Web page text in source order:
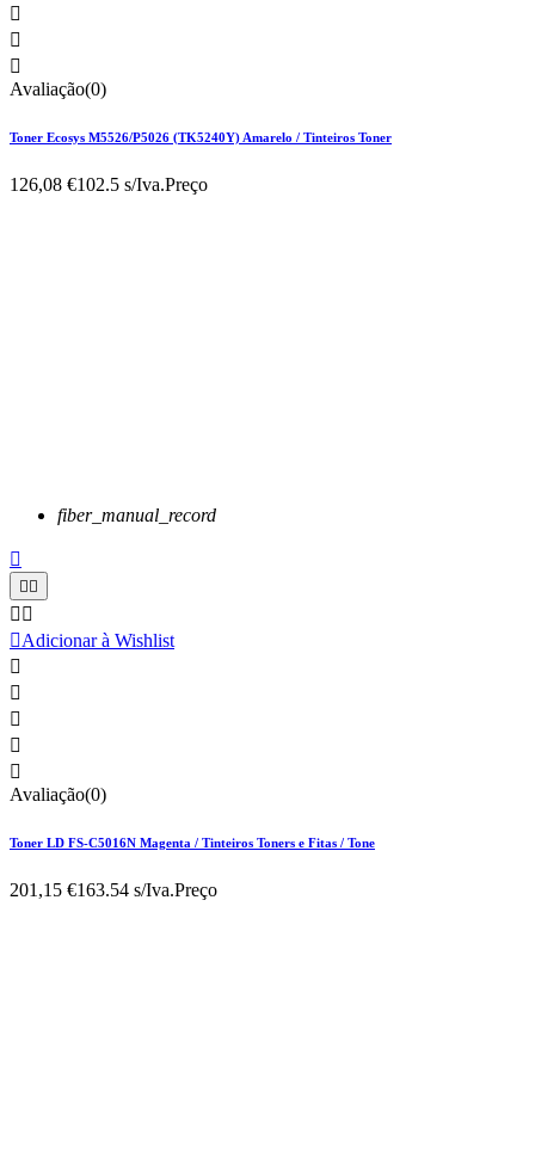



Avaliação(0)
Toner Ecosys M5526/P5026 (TK5240Y) Amarelo / Tinteiros Toner
126,08 €102.5 s/Iva.Preço
fiber_manual_record

 
 
Adicionar à Wishlist





Avaliação(0)
Toner LD FS-C5016N Magenta / Tinteiros Toners e Fitas / Tone
201,15 €163.54 s/Iva.Preço